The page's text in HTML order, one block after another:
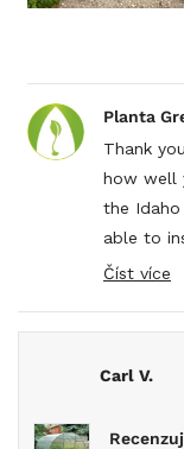
Planta
Thank
how well
the
able to
held up
Číst více
more
about
review
reply
Carl V.